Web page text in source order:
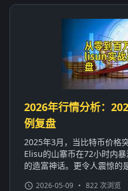
2026年行情分析：
例复盘
2025年3月，当比特币价格
Elisu的山寨币在72小时内
的造富神话。更令人震惊的
2026-05-09 • 822 次浏览